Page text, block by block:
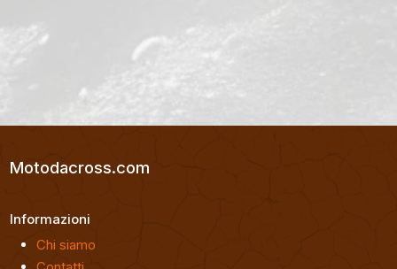
Motodacross.com
Informazioni
Chi siamo